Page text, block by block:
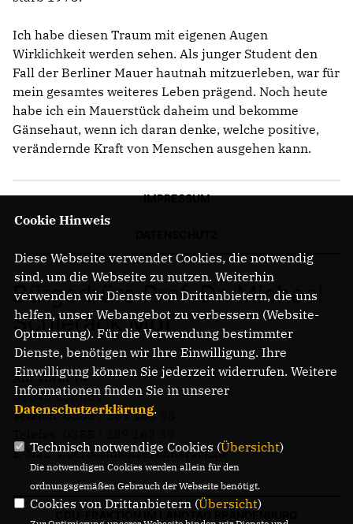
Ich habe diesen Traum mit eigenen Augen
Wirklichkeit werden sehen. Als junger Student den
Fall der Berliner Mauer hautnah mitzuerleben, war für
mein gesamtes weiteres Leben prägend. Noch heute
habe ich ein Mauerstück daheim und bekomme
Gänsehaut, wenn ich daran denke, welche positive,
verändernde Kraft von Menschen ausgehen kann.
IMPRESSUM
Bürgerbüro Prof. Dr. Michael
Schierack MdL
Am Turm 14
03046 Cottbus
Telefon: 0355 / 289 162 38
E-Mail: buero@michaelschierack.de
Cookie Hinweis
Diese Webseite verwendet Cookies, die notwendig
sind, um die Webseite zu nutzen. Weiterhin
verwenden wir Dienste von Drittanbietern, die uns
helfen, unser Webangebot zu verbessern (Website-
Optmierung). Für die Verwendung bestimmter
Dienste, benötigen wir Ihre Einwilligung. Ihre
Einwilligung können Sie jederzeit widerrufen. Weitere
Informationen finden Sie in unserer
Datenschutzerklärung.
Technisch notwendige Cookies (Übersicht)
Die notwendigen Cookies werden allein für den
ordnungsgemäßen Gebrauch der Webseite benötigt.
Cookies von Drittanbietern (Übersicht)